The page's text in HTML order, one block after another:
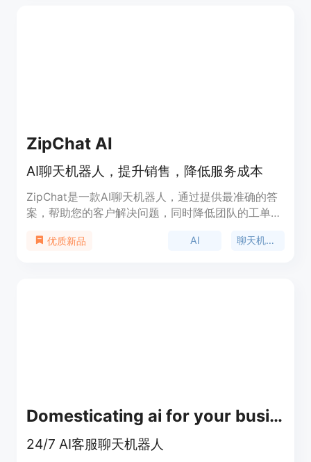
ZipChat AI
AI聊天机器人，提升销售，降低服务成本
ZipChat是一款AI聊天机器人，通过提供最准确的答
案，帮助您的客户解决问题，同时降低团队的工单
定制化的对话体验。ZipChat支持多语言，使用GPT-
优质新品 AI 聊天机器人
Domesticating ai for your business
24/7 AI客服聊天机器人